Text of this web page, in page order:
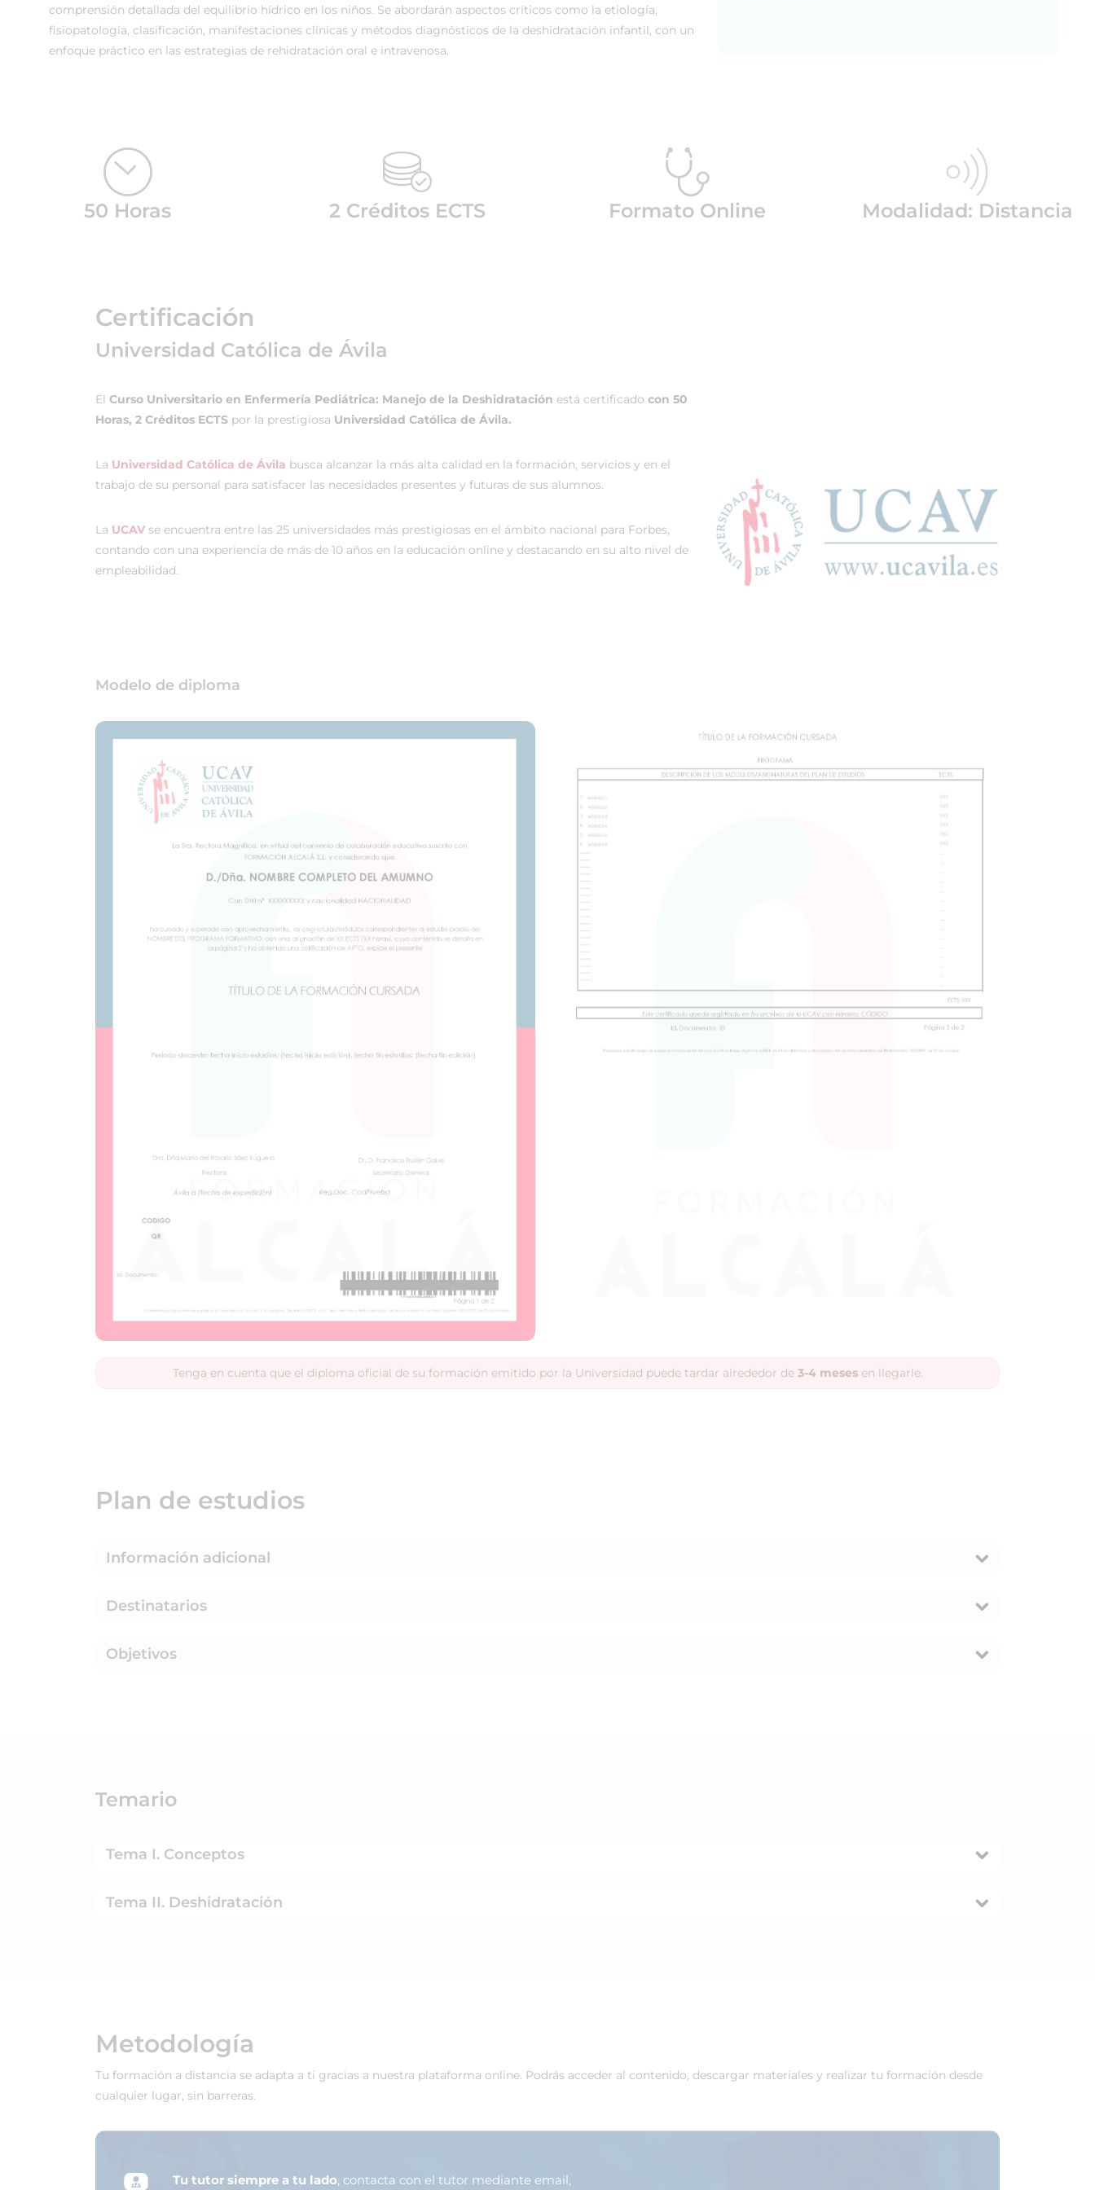
comprensión detallada del equilibrio hídrico en los niños. Se abordarán aspectos críticos como la etiología,
fisiopatología, clasificación, manifestaciones clínicas y métodos diagnósticos de la deshidratación infantil, con un
enfoque práctico en las estrategias de rehidratación oral e intravenosa.
50 Horas 2 Créditos ECTS Formato Online Modalidad: Distancia
Certificación
Universidad Católica de Ávila
El Curso Universitario en Enfermería Pediátrica: Manejo de la Deshidratación está certificado con 50
Horas, 2 Créditos ECTS por la prestigiosa Universidad Católica de Ávila.
La Universidad Católica de Ávila busca alcanzar la más alta calidad en la formación, servicios y en el
trabajo de su personal para satisfacer las necesidades presentes y futuras de sus alumnos.
La UCAV se encuentra entre las 25 universidades más prestigiosas en el ámbito nacional para Forbes,
contando con una experiencia de más de 10 años en la educación online y destacando en su alto nivel de
empleabilidad.
Modelo de diploma
Tenga en cuenta que el diploma oficial de su formación emitido por la Universidad puede tardar alrededor de 3-4 mesesen llegarle.
Plan de estudios
Información adicional
Destinatarios
Objetivos
Temario
Tema I. Conceptos
Tema II. Deshidratación
Metodología
Tu formación a distancia se adapta a ti gracias a nuestra plataforma online. Podrás acceder al contenido, descargar materiales y realizar tu formación desde
cualquier lugar, sin barreras.
Tu tutor siempre a tu lado, contacta con el tutor mediante email,